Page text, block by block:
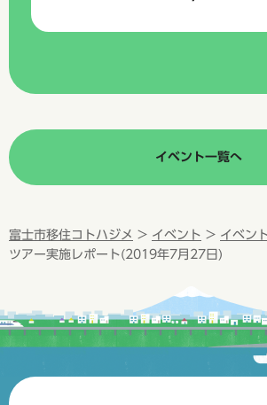
イベント一覧へ
富士市移住コトハジメ > イベント > イベン
ツアー実施レポート(2019年7月27日)